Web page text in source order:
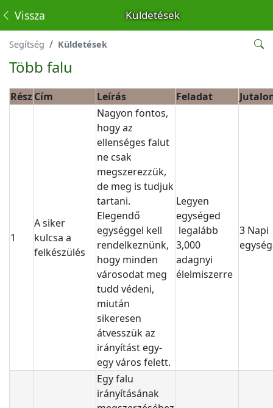
Küldetések
Vissza
Segítség Küldetések
Több falu
RészCím Leírás Feladat
1
A siker
kulcsa a
felkészülés
Nagyon fontos,
hogy az
ellenséges falut
ne csak
megszerezzük,
de meg is tudjuk
tartani.
Elegendő
egységgel kell
rendelkeznünk,
hogy minden
városodat meg
tudd védeni,
miután
sikeresen
átvesszük az
irányítást egy-
egy város felett.
Legyen
egységed
legalább
3,000
adagnyi
élelmiszerre
3 Napi
Egy falu
irányításának